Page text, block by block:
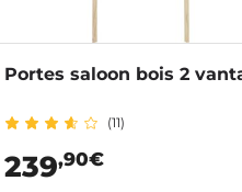
Portes saloon bois 2
(11)
239,90€